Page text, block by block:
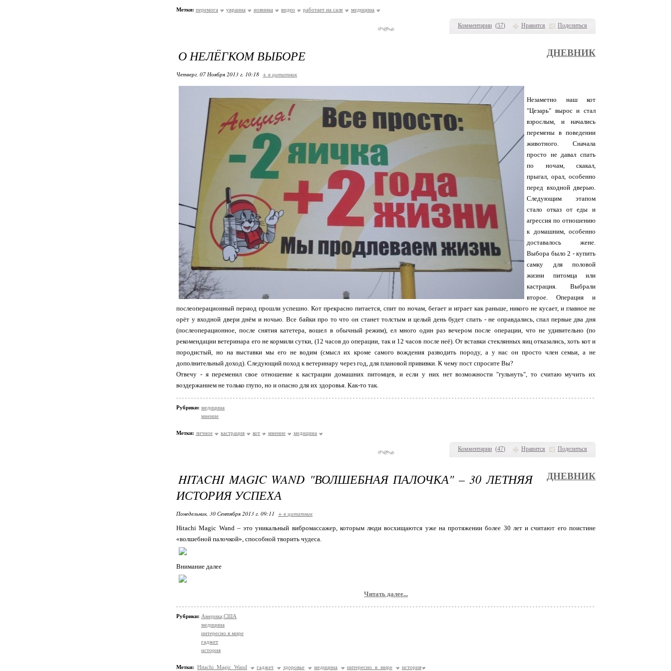
Комментарии (57) Нравится Поделиться
Метки: перемога украина новинка видео работает на сале медицина
Комментарии (47) Нравится Поделиться
О НЕЛЁГКОМ ВЫБОРЕ ДНЕВНИК
Четверг, 07 Ноября 2013 г. 10:18 + в цитатник
Незаметно наш кот
"Цезарь" вырос и стал
взрослым, и начались
перемены в поведении
животного. Сначала
просто не давал спать
по ночам, скакал,
прыгал, орал, особенно
перед входной дверью.
Следующим этапом
стало отказ от еды и
агрессия по отношению
к домашним, особенно
доставалось жене.
Выбора было 2 - купить
самку для половой
жизни питомца или
кастрация. Выбрали
второе. Операция и
послеоперационный период прошли успешно. Кот прекрасно питается, спит по ночам, бегает и играет как раньше, никого не кусает, и главное не
орёт у входной двери днём и ночью. Все байки про то что он станет толстым и целый день будет спать - не оправдались, спал первые два дня
(послеоперационное, после снятия катетера, вошел в обычный режим), ел много один раз вечером после операции, что не удивительно (по
рекомендации ветеринара его не кормили сутки, (12 часов до операции, так и 12 часов после неё). От вставки стеклянных яиц отказались, хоть кот и
породистый, но на выставки мы его не водим (смысл их кроме самого вождения разводить породу, а у нас он просто член семьи, а не
дополнительный доход). Следующий поход к ветеринару через год, для плановой прививки. К чему пост спросите Вы?
Отвечу - я переменил свое отношение к кастрации домашних питомцев, и если у них нет возможности "гульнуть", то считаю мучить их
воздержанием не только глупо, но и опасно для их здоровья. Как-то так.
Рубрики: медицина
мнение
Метки: личное кастрация кот мнение медицина
HITACHI MAGIC WAND "ВОЛШЕБНАЯ ПАЛОЧКА" – 30 ЛЕТНЯЯ
ИСТОРИЯ УСПЕХА
ДНЕВНИК
Понедельник, 30 Сентября 2013 г. 09:11 + в цитатник
Hitachi Magic Wand – это уникальный вибромассажер, которым люди восхищаются уже на протяжении более 30 лет и считают его поистине
«волшебной палочкой», способной творить чудеса.
Внимание далее
Читать далее...
Рубрики: Америка,США
медицина
интересно в мире
гаджет
история
Метки: Hitachi Magic Wand гаджет здоровье медицина интересно в мире история